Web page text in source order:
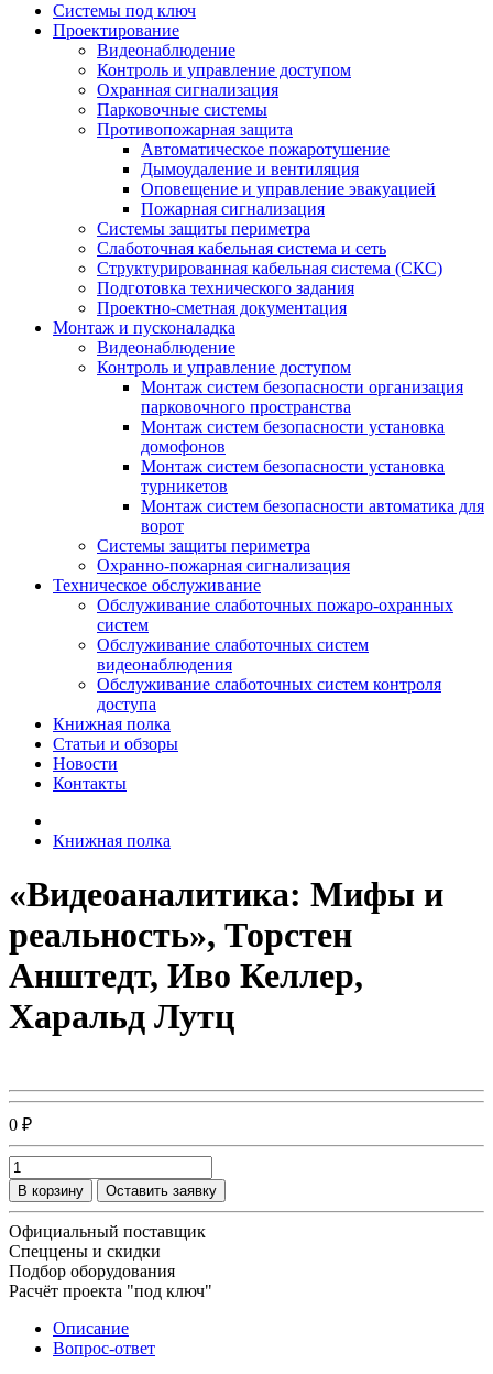
Системы под ключ
Проектирование
Видеонаблюдение
Контроль и управление доступом
Охранная сигнализация
Парковочные системы
Противопожарная защита
Автоматическое пожаротушение
Дымоудаление и вентиляция
Оповещение и управление эвакуацией
Пожарная сигнализация
Системы защиты периметра
Слаботочная кабельная система и сеть
Структурированная кабельная система (СКС)
Подготовка технического задания
Проектно-сметная документация
Монтаж и пусконаладка
Видеонаблюдение
Контроль и управление доступом
Монтаж систем безопасности организация
парковочного пространства
Монтаж систем безопасности установка
домофонов
Монтаж систем безопасности установка
турникетов
Монтаж систем безопасности автоматика для
ворот
Системы защиты периметра
Охранно-пожарная сигнализация
Техническое обслуживание
Обслуживание слаботочных пожаро-охранных
систем
Обслуживание слаботочных систем
видеонаблюдения
Обслуживание слаботочных систем контроля
доступа
Книжная полка
Статьи и обзоры
Новости
Контакты
Книжная полка
«Видеоаналитика: Мифы и
реальность», Торстен
Анштедт, Иво Келлер,
Харальд Лутц
0 ₽
В корзину Оставить заявку
Официальный поставщик
Спеццены и скидки
Подбор оборудования
Расчёт проекта "под ключ"
Описание
Вопрос-ответ